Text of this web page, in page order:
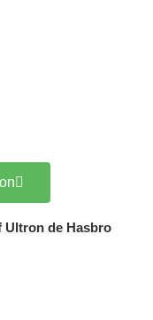
Ultron de Hasbro